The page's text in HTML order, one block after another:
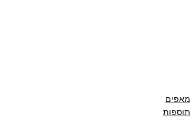
מאפים
תוספות